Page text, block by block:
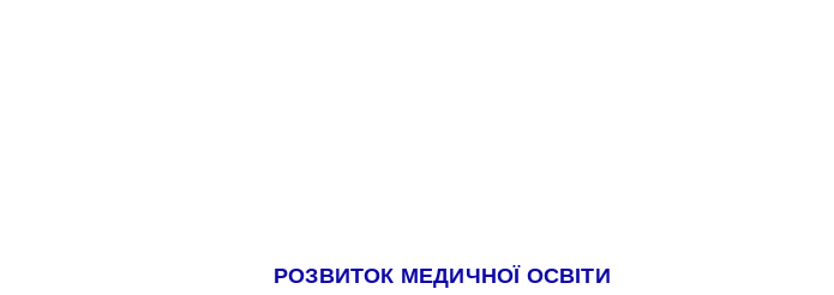
РОЗВИТОК МЕДИЧНОЇ ОСВІТИ